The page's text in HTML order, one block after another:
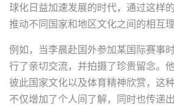
球化日益加速发展的时代，通过这样
推动不同国家和地区文化之间的相互理
例如，当李晨赴国外参加某国际赛事
行了亲切交流，并拍摄了珍贵留念。
彼此国家文化以及体育精神欣赏，这
不仅增加了个人间了解，同时也传递